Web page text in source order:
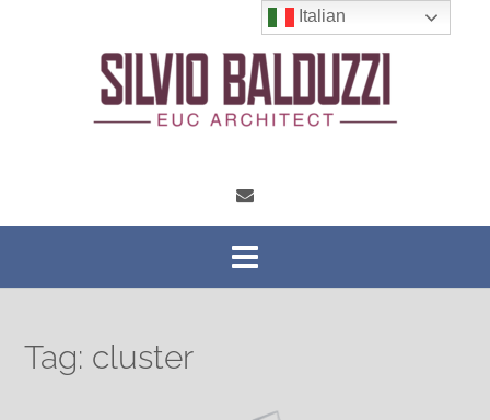
Tag: cluster
Italian